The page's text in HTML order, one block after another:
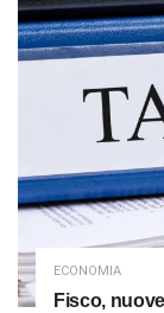
ECONOMIA
Fisco,